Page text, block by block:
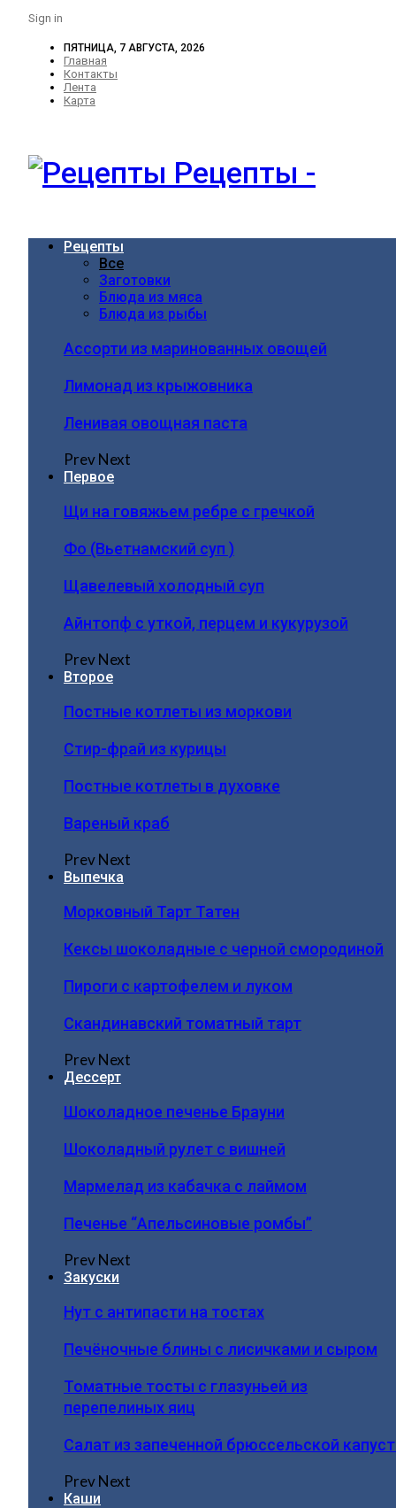
Sign in
ПЯТНИЦА, 7 АВГУСТА, 2026
Главная
Контакты
Лента
Карта
Рецепты -
Рецепты
Все
Заготовки
Блюда из мяса
Блюда из рыбы
Ассорти из маринованных овощей
Лимонад из крыжовника
Ленивая овощная паста
PrevNext
Первое
Щи на говяжьем ребре с гречкой
Фо (Вьетнамский суп )
Щавелевый холодный суп
Айнтопф с уткой, перцем и кукурузой
PrevNext
Второе
Постные котлеты из моркови
Стир-фрай из курицы
Постные котлеты в духовке
Вареный краб
PrevNext
Выпечка
Морковный Тарт Татен
Кексы шоколадные с черной смородиной
Пироги c картофелем и луком
Скандинавский томатный тарт
PrevNext
Дессерт
Шоколадное печенье Брауни
Шоколадный рулет с вишней
Мармелад из кабачка с лаймом
Печенье “Апельсиновые ромбы”
PrevNext
Закуски
Нут с антипасти на тостах
Печёночные блины с лисичками и сыром
Томатные тосты с глазуньей из
перепелиных яиц
Салат из запеченной брюссельской
PrevNext
Каши